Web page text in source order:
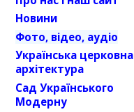
Новини
Фото, відео, аудіо
Українська церковна
архітектура
Сад Українського
Модерну